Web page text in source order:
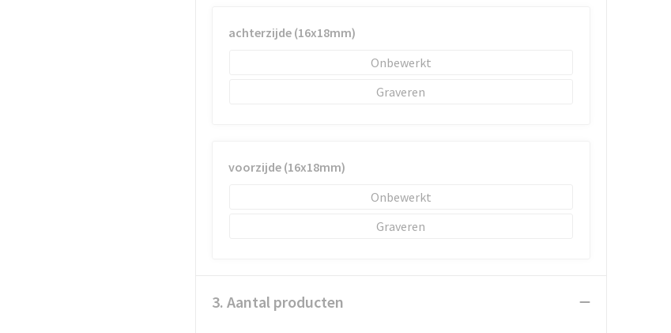
achterzijde (16x18mm)
Onbewerkt
Graveren
voorzijde (16x18mm)
Onbewerkt
Graveren
3. Aantal producten